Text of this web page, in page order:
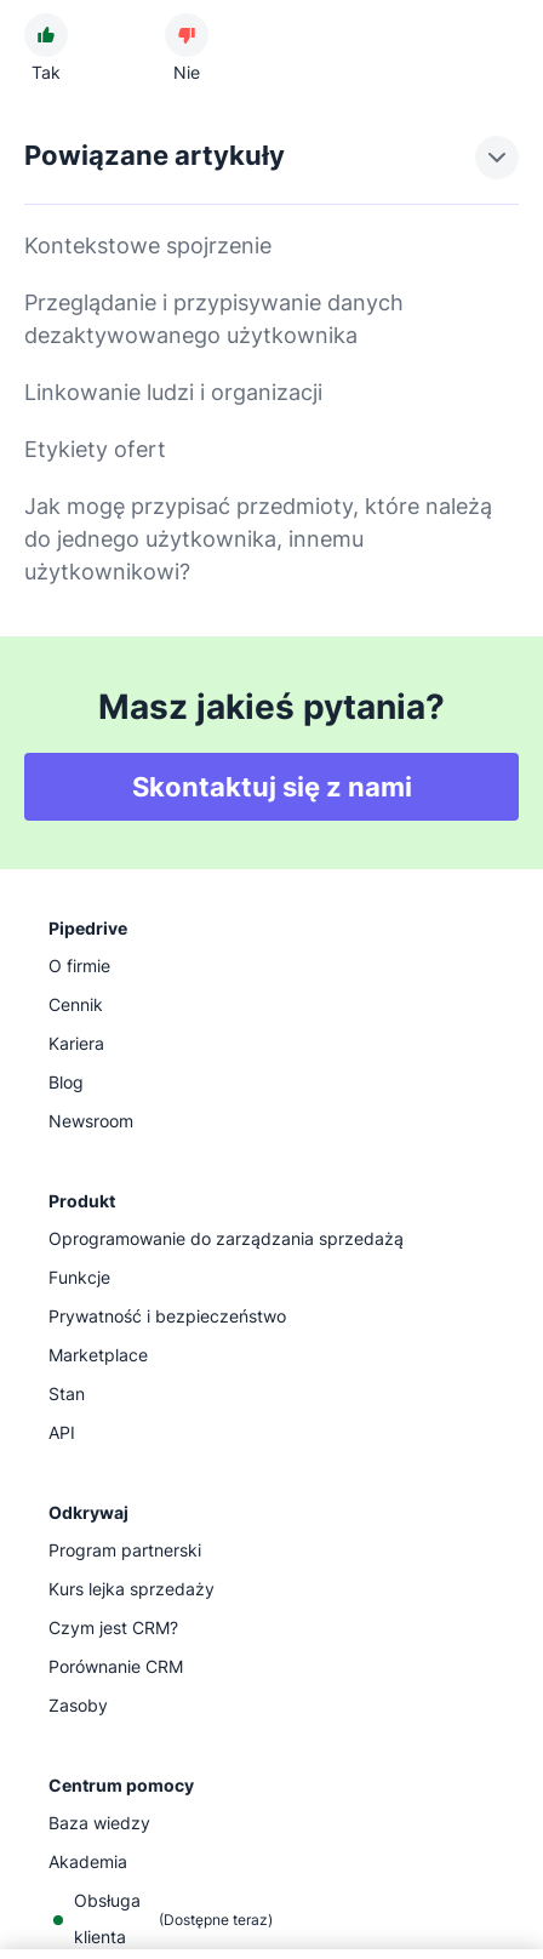
Tak Nie
Powiązane artykuły
Kontekstowe spojrzenie
Przeglądanie i przypisywanie danych
dezaktywowanego użytkownika
Linkowanie ludzi i organizacji
Etykiety ofert
Jak mogę przypisać przedmioty, które należą
do jednego użytkownika, innemu
użytkownikowi?
Masz jakieś pytania?
Skontaktuj się z nami
Pipedrive
O firmie
Cennik
Kariera
Blog
Newsroom
Produkt
Oprogramowanie do zarządzania sprzedażą
Funkcje
Prywatność i bezpieczeństwo
Marketplace
Stan
API
Odkrywaj
Program partnerski
Kurs lejka sprzedaży
Czym jest CRM?
Porównanie CRM
Zasoby
Centrum pomocy
Baza wiedzy
Akademia
Obsługa
klienta
(Dostępne teraz)